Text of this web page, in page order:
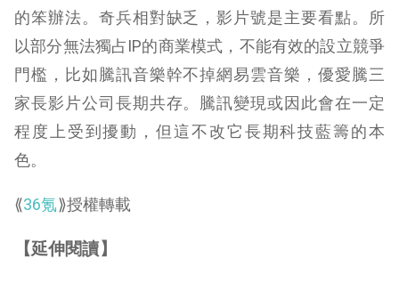
的笨辦法。奇兵相對缺乏，影片號是主要看點。所
以部分無法獨占IP的商業模式，不能有效的設立競爭
門檻，比如騰訊音樂幹不掉網易雲音樂，優愛騰三
家長影片公司長期共存。騰訊變現或因此會在一定
程度上受到擾動，但這不改它長期科技藍籌的本
色。
⟪36氪⟫授權轉載
【延伸閱讀】